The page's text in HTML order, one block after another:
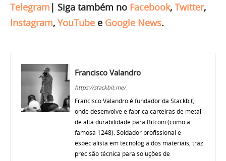
Telegram | Siga também no Facebook, Twitter,
Instagram, YouTube e Google News.
Francisco Valandro
https://stackbit.me/
Francisco Valandro é fundador da Stackbit,
onde desenvolve e fabrica carteiras de metal
de alta durabilidade para Bitcoin (como a
famosa 1248). Soldador profissional e
especialista em tecnologia dos materiais, traz
precisão técnica para soluções de